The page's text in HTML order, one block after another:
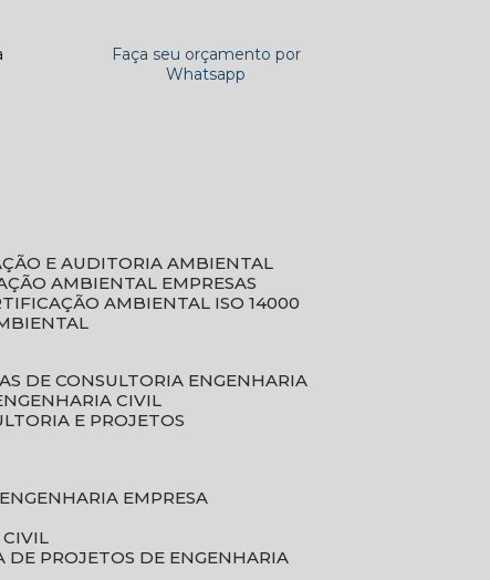
Faça seu orçamento por
Whatsapp
E AUDITORIA AMBIENTAL
AMBIENTAL EMPRESAS
AMBIENTAL ISO 14000
DE CONSULTORIA ENGENHARIA
CIVIL
E PROJETOS
ENGENHARIA EMPRESA
CIVIL
DE PROJETOS DE ENGENHARIA